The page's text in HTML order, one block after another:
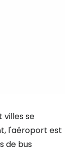
villes se
l'aéroport est
de bus